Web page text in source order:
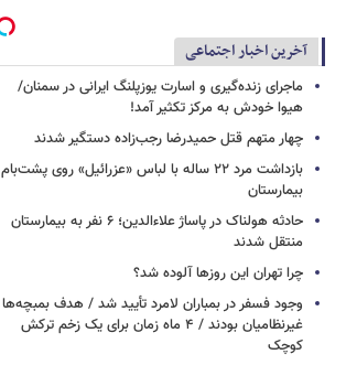
آخرین اخبار اجتماعی
ماجرای زنده‌گیری و اسارت یوزپلنگ ایرانی در سمنان/
هیوا خودش به مرکز تکثیر آمد!
چهار متهم قتل حمیدرضا رجب‌زاده دستگیر شدند
بازداشت مرد ۲۲ ساله با لباس «عزرائیل» روی پشت‌بام
بیمارستان
حادثه هولناک در پاساژ علاءالدین؛ ۶ نفر به بیمارستان
منتقل شدند
چرا تهران این روزها آلوده شد؟
وجود فسفر در بمباران لامرد تأیید شد / هدف بمبچه‌ها
غیرنظامیان بودند / ۴ ماه زمان برای یک زخم ترکش
کوچک